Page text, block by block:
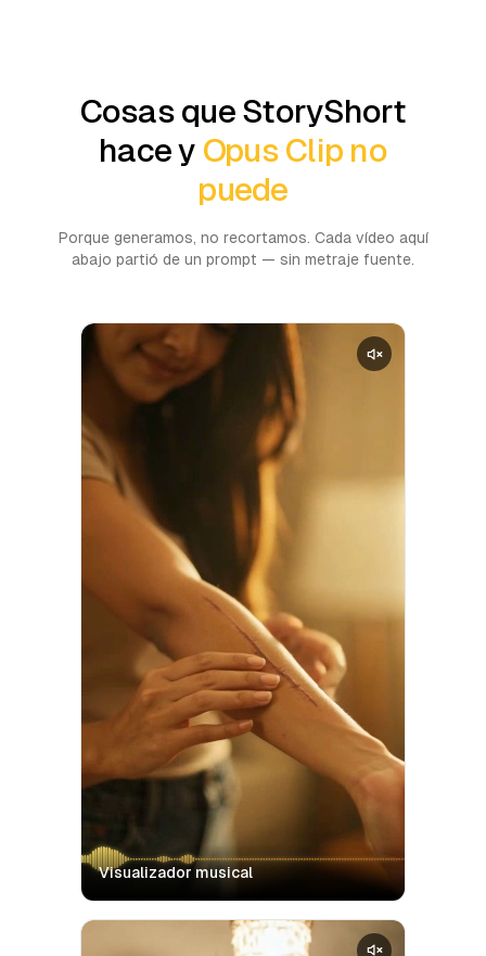
Cosas que StoryShort
hace y Opus Clip no
puede
Porque generamos, no recortamos. Cada vídeo aquí
abajo partió de un prompt — sin metraje fuente.
Visualizador musical